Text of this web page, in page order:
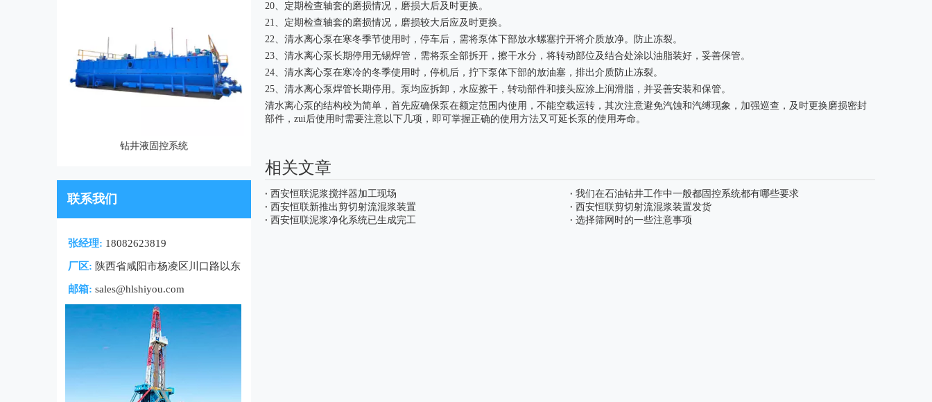
钻井液固控系统
泥浆搅拌罐
联系我们
张经理: 18082623819
厂区: 陕西省咸阳市杨凌区川口路以东
邮箱: sales@hlshiyou.com
20、定期检查轴套的磨损情况，磨损大后及时更换。
21、定期检查轴套的磨损情况，磨损较大后应及时更换。
22、清水离心泵在寒冬季节使用时，停车后，需将泵体下部放水螺塞拧开将介质放净。防止冻裂。
23、清水离心泵长期停用无锡焊管，需将泵全部拆开，擦干水分，将转动部位及结合处涂以油脂装好，妥善保管。
24、清水离心泵在寒冷的冬季使用时，停机后，拧下泵体下部的放油塞，排出介质防止冻裂。
25、清水离心泵焊管长期停用。泵均应拆卸，水应擦干，转动部件和接头应涂上润滑脂，并妥善安装和保管。
清水离心泵的结构校为简单，首先应确保泵在额定范围内使用，不能空载运转，其次注意避免汽蚀和汽缚现象，加强巡查，及时更换磨损密封
部件，zui后使用时需要注意以下几项，即可掌握正确的使用方法又可延长泵的使用寿命。
相关文章
西安恒联泥浆搅拌器加工现场
我们在石油钻井工作中一般都固控系统都有哪些要求
西安恒联新推出剪切射流混浆装置
西安恒联剪切射流混浆装置发货
西安恒联泥浆净化系统已生成完工
选择筛网时的一些注意事项